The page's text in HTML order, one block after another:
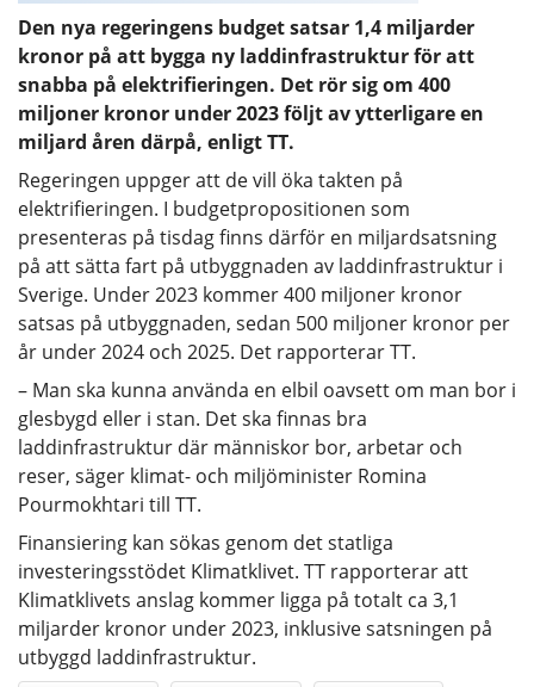
Den nya regeringens budget satsar 1,4 miljarder
kronor på att bygga ny laddinfrastruktur för att
snabba på elektrifieringen. Det rör sig om 400
miljoner kronor under 2023 följt av ytterligare en
miljard åren därpå, enligt TT.
Regeringen uppger att de vill öka takten på
elektrifieringen. I budgetpropositionen som
presenteras på tisdag finns därför en miljardsatsning
på att sätta fart på utbyggnaden av laddinfrastruktur i
Sverige. Under 2023 kommer 400 miljoner kronor
satsas på utbyggnaden, sedan 500 miljoner kronor per
år under 2024 och 2025. Det rapporterar TT.
– Man ska kunna använda en elbil oavsett om man bor i
glesbygd eller i stan. Det ska finnas bra
laddinfrastruktur där människor bor, arbetar och
reser, säger klimat- och miljöminister Romina
Pourmokhtari till TT.
Finansiering kan sökas genom det statliga
investeringsstödet Klimatklivet. TT rapporterar att
Klimatklivets anslag kommer ligga på totalt ca 3,1
miljarder kronor under 2023, inklusive satsningen på
utbyggd laddinfrastruktur.